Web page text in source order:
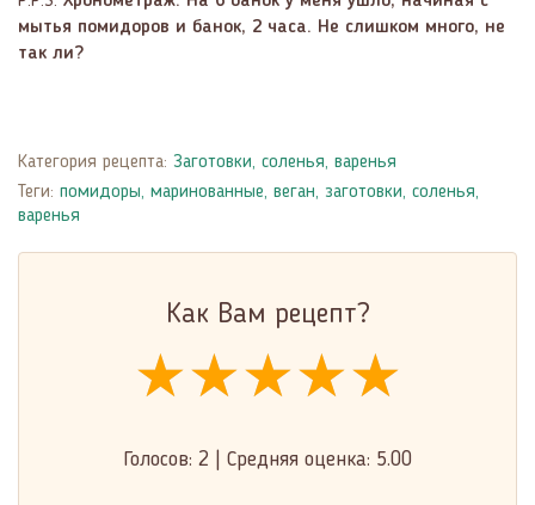
мытья помидоров и банок, 2 часа. Не слишком много, не
так ли?
Категория рецепта: Заготовки, соленья, варенья
Теги: помидоры, маринованные, веган, заготовки, соленья,
варенья
Как Вам рецепт?
★★★★★
★★★★★
★★★★★
Голосов: 2 Средняя оценка: 5.00